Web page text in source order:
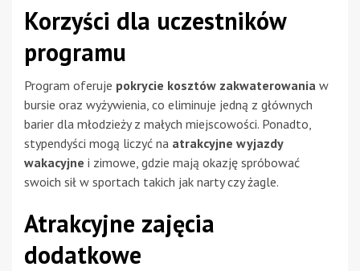
Korzyści dla uczestników
programu
Program oferuje pokrycie kosztów zakwaterowania w
bursie oraz wyżywienia, co eliminuje jedną z głównych
barier dla młodzieży z małych miejscowości. Ponadto,
stypendyści mogą liczyć na atrakcyjne wyjazdy
wakacyjne i zimowe, gdzie mają okazję spróbować
swoich sił w sportach takich jak narty czy żagle.
Atrakcyjne zajęcia
dodatkowe